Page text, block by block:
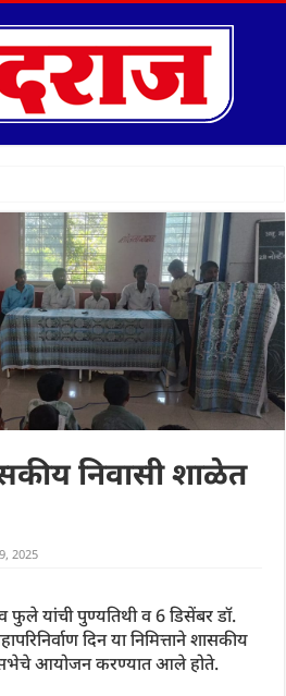
निवासी शाळेत
2025
फुले यांची पुण्यतिथी व 6 डिसेंबर डॉ.
दिन या निमित्ताने शासकीय
आयोजन करण्यात आले होते.